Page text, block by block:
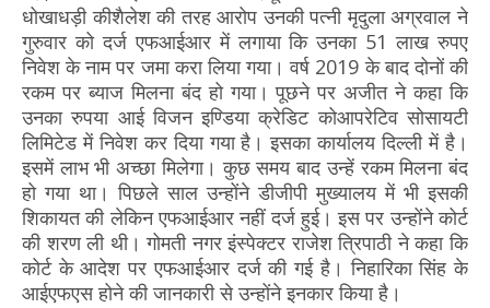
धोखाधड़ी कीशैलेश की तरह आरोप उनकी पत्नी मृदुला अग्रवाल ने
गुरुवार को दर्ज एफआईआर में लगाया कि उनका 51 लाख रुपए
निवेश के नाम पर जमा करा लिया गया। वर्ष 2019 के बाद दोनों की
रकम पर ब्याज मिलना बंद हो गया। पूछने पर अजीत ने कहा कि
उनका रुपया आई विजन इण्डिया क्रेडिट कोआपरेटिव सोसायटी
लिमिटेड में निवेश कर दिया गया है। इसका कार्यालय दिल्ली में है।
इसमें लाभ भी अच्छा मिलेगा। कुछ समय बाद उन्हें रकम मिलना बंद
हो गया था। पिछले साल उन्होंने डीजीपी मुख्यालय में भी इसकी
शिकायत की लेकिन एफआईआर नहीं दर्ज हुई। इस पर उन्होंने कोर्ट
की शरण ली थी। गोमती नगर इंस्पेक्टर राजेश त्रिपाठी ने कहा कि
कोर्ट के आदेश पर एफआईआर दर्ज की गई है। निहारिका सिंह के
आईएफएस होने की जानकारी से उन्होंने इनकार किया है।